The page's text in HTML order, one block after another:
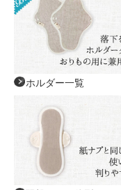
ホルダー一覧